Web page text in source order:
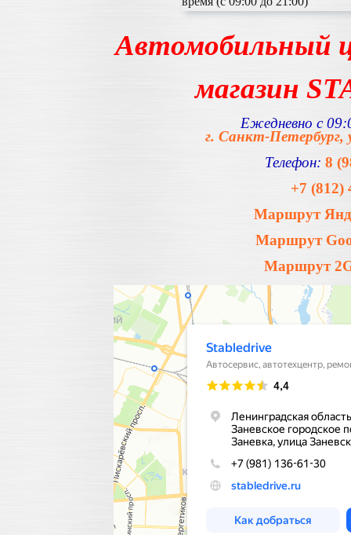
Автомобильный
магазин
Ежедневно с
г. Санкт-Петербург,
Телефон: 8
+7 (812)
Маршрут
Маршрут
Маршрут